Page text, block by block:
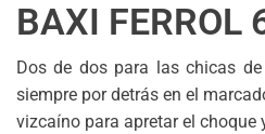
BAXI FERROL
Dos de dos para las chicas
siempre por detrás en el
vizcaíno para apretar el choque